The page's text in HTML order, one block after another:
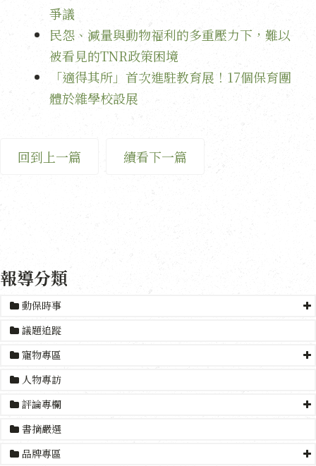
爭議
民怨、減量與動物福利的多重壓力下，難以
被看見的TNR政策困境
「適得其所」首次進駐教育展！17個保育團
體於雜學校設展
回到上一篇 續看下一篇
報導分類
動保時事
議題追蹤
寵物專區
人物專訪
評論專欄
書摘嚴選
品牌專區